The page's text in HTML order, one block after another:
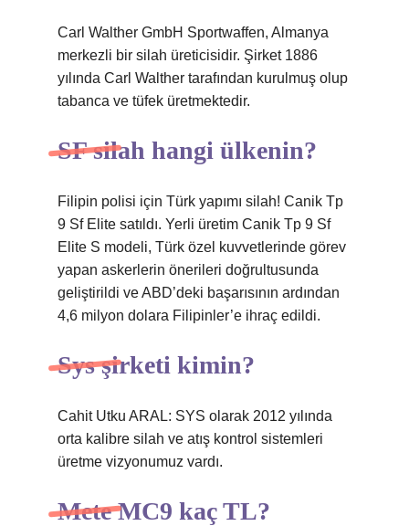
Carl Walther GmbH Sportwaffen, Almanya
merkezli bir silah üreticisidir. Şirket 1886
yılında Carl Walther tarafından kurulmuş olup
tabanca ve tüfek üretmektedir.
SF silah hangi ülkenin?
Filipin polisi için Türk yapımı silah! Canik Tp
9 Sf Elite satıldı. Yerli üretim Canik Tp 9 Sf
Elite S modeli, Türk özel kuvvetlerinde görev
yapan askerlerin önerileri doğrultusunda
geliştirildi ve ABD’deki başarısının ardından
4,6 milyon dolara Filipinler’e ihraç edildi.
Sys şirketi kimin?
Cahit Utku ARAL: SYS olarak 2012 yılında
orta kalibre silah ve atış kontrol sistemleri
üretme vizyonumuz vardı.
Mete MC9 kaç TL?